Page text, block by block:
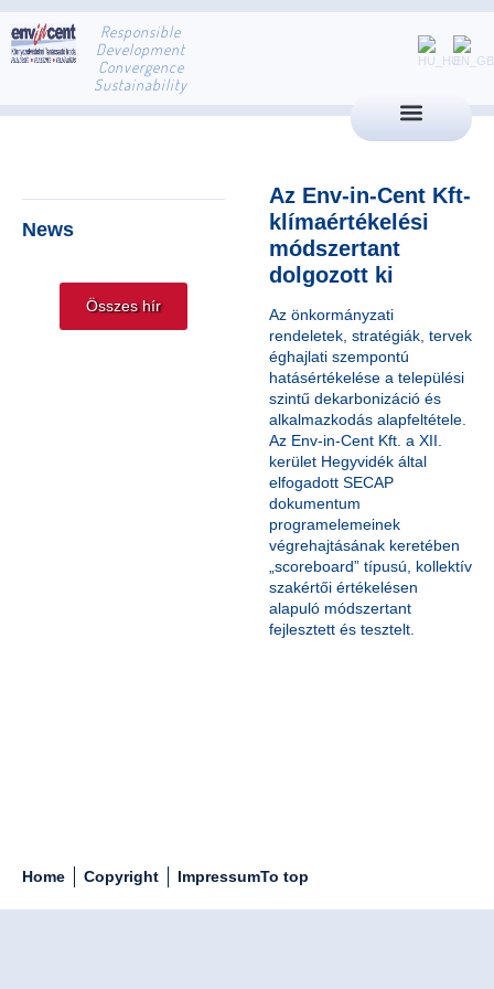
Responsible
Development
Convergence
Sustainability
News
Összes hír
Az Env-in-Cent Kft-
klímaértékelési
módszertant
dolgozott ki
Az önkormányzati
rendeletek, stratégiák, tervek
éghajlati szempontú
hatásértékelése a települési
szintű dekarbonizáció és
alkalmazkodás alapfeltétele.
Az Env-in-Cent Kft. a XII.
kerület Hegyvidék által
elfogadott SECAP
dokumentum
programelemeinek
végrehajtásának keretében
„scoreboard” típusú, kollektív
szakértői értékelésen
alapuló módszertant
fejlesztett és tesztelt.
Home Copyright ImpressumTo top